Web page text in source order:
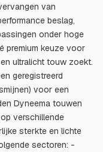
van
beslag,
onder hoge
premium keuze voor
ultralicht touw zoekt.
geregistreerd
voor een
Dyneema touwen
verschillende
sterkte en lichte
sectoren: -